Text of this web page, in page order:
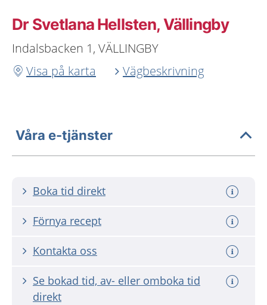
Dr Svetlana Hellsten, Vällingby
Indalsbacken 1, VÄLLINGBY
Visa på karta
Vägbeskrivning
Våra e-tjänster
Boka tid direkt
Förnya recept
Kontakta oss
Se bokad tid, av- eller omboka tid
direkt